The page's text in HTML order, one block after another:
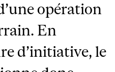
opération
En
d’initiative, le